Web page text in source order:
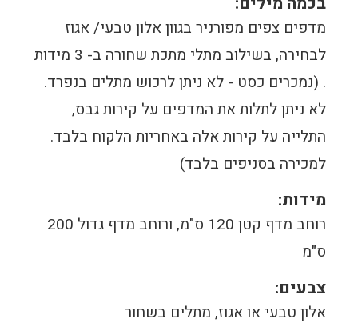
מדפים צפים מפורניר בגוון אלון טבעי/ אגוז
לבחירה, בשילוב מתלי מתכת שחורה ב- 3 מידות
. (נמכרים כסט - לא ניתן לרכוש מתלים בנפרד.
לא ניתן לתלות את המדפים על קירות גבס,
התלייה על קירות אלה באחריות הלקוח בלבד.
למכירה בסניפים בלבד)
מידות:
רוחב מדף קטן 120 ס"מ, ורוחב מדף גדול 200
ס"מ
צבעים:
אלון טבעי או אגוז, מתלים בשחור